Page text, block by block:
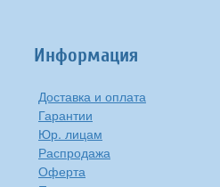
Информация
Доставка и оплата
Гарантии
Юр. лицам
Распродажа
Оферта